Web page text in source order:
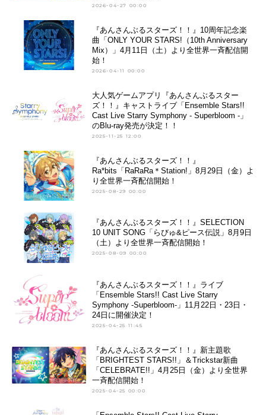
2026-04-27 00:00
『あんさんぶるスターズ！！』10周年記念楽
曲「ONLY YOUR STARS!（10th Anniversary
Mix）」4月11日（土）より全世界一斉配信開
始！
2026-04-11 00:00
大人気ゲームアプリ『あんさんぶるスター
ズ！！』キャストライブ「Ensemble Stars!!
Cast Live Starry Symphony - Superbloom -」
のBlu-ray発売が決定！！
2025-11-25 12:00
『あんさんぶるスターズ！！』
Ra*bits「RaRaRa＊Station!」8月29日（金）よ
り全世界一斉配信開始！
2025-08-29 00:00
『あんさんぶるスターズ！！』SELECTION
10 UNIT SONG「らびゅ&ピース伝説」8月9日
（土）より全世界一斉配信開始！
2025-08-09 00:00
『あんさんぶるスターズ！！』ライブ
「Ensemble Stars!! Cast Live Starry
Symphony -Superbloom-」11月22日・23日・
24日に開催決定！
2025-04-25 11:45
『あんさんぶるスターズ！！』新主題歌
「BRIGHTEST STARS!!」＆Trickstar新曲
「CELEBRATE!!」4月25日（金）より全世界
一斉配信開始！
2025-04-25 00:00